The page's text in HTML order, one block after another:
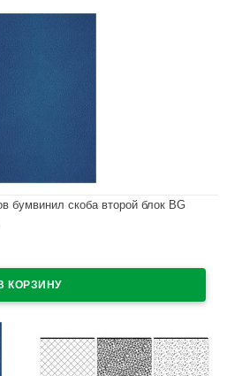
бумвинил скоба второй блок BG